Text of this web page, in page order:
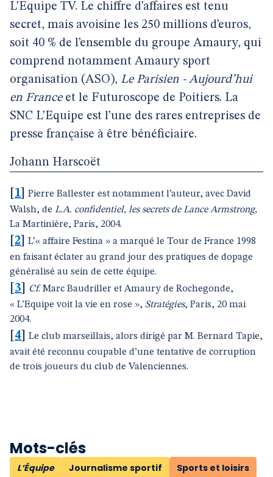
L’Equipe TV. Le chiffre d’affaires est tenu
secret, mais avoisine les 250 millions d’euros,
soit 40 % de l’ensemble du groupe Amaury, qui
comprend notamment Amaury sport
organisation (ASO), Le Parisien - Aujourd’hui
en Franceet le Futuroscope de Poitiers. La
SNC L’Equipe est l’une des rares entreprises de
presse française à être bénéficiaire.
Johann Harscoët
1
Pierre Ballester est notamment l’auteur, avec David
Walsh, de L.A. confidentiel, les secrets de Lance Armstrong,
La Martinière, Paris, 2004.
2
L’« affaire Festina » a marqué le Tour de France 1998
en faisant éclater au grand jour des pratiques de dopage
généralisé au sein de cette équipe.
3 Cf. Marc Baudriller et Amaury de Rochegonde,
« L’Equipe voit la vie en rose », Stratégies, Paris, 20 mai
2004.
4
Le club marseillais, alors dirigé par M. Bernard Tapie,
avait été reconnu coupable d’une tentative de corruption
de trois joueurs du club de Valenciennes.
Mots-clés
L’Équipe Journalisme sportif Sports et loisirs